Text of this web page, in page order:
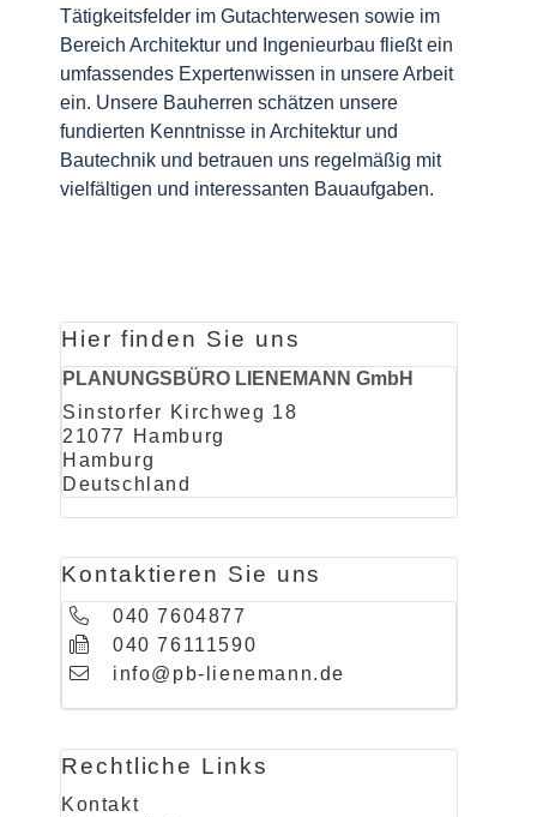
Tätigkeitsfelder im Gutachterwesen sowie im
Bereich Architektur und Ingenieurbau fließt ein
umfassendes Expertenwissen in unsere Arbeit
ein. Unsere Bauherren schätzen unsere
fundierten Kenntnisse in Architektur und
Bautechnik und betrauen uns regelmäßig mit
vielfältigen und interessanten Bauaufgaben.
Hier finden Sie uns
PLANUNGSBÜRO LIENEMANN GmbH
Sinstorfer Kirchweg 18
21077 Hamburg
Hamburg
Deutschland
Kontaktieren Sie uns
040 7604877
040 76111590
info@pb-lienemann.de
Rechtliche Links
Kontakt